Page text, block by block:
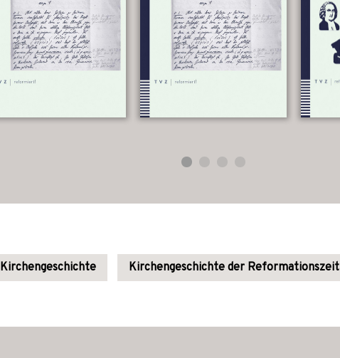
Kirchengeschichte Kirchengeschichte der Reformationszeit